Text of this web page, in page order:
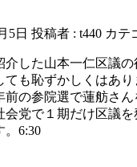
5日 投稿者 : t440 カテ
した山本一仁区議
も恥ずかしくはあ
の参院選で蓮舫さ
党で１期だけ区議
。6:30